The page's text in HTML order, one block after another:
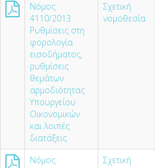
Νόμος
4110/2013
Ρυθμίσεις στη
φορολογία
εισοδήματος,
ρυθμίσεις
θεμάτων
αρμοδιότητας
Υπουργείου
Οικονομικών
και λοιπές
διατάξεις
Σχετική
νομοθεσία
Νόμος
Σχετική